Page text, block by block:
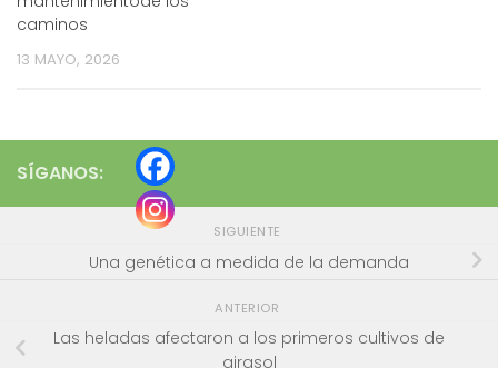
caminos
13 MAYO, 2026
SÍGANOS:
SIGUIENTE
Una genética a medida de la demanda
ANTERIOR
Las heladas afectaron a los primeros cultivos de
girasol